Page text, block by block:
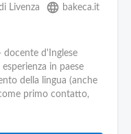
Livenza language bakeca.it
docente d'Inglese
in paese
della lingua (anche
primo contatto,